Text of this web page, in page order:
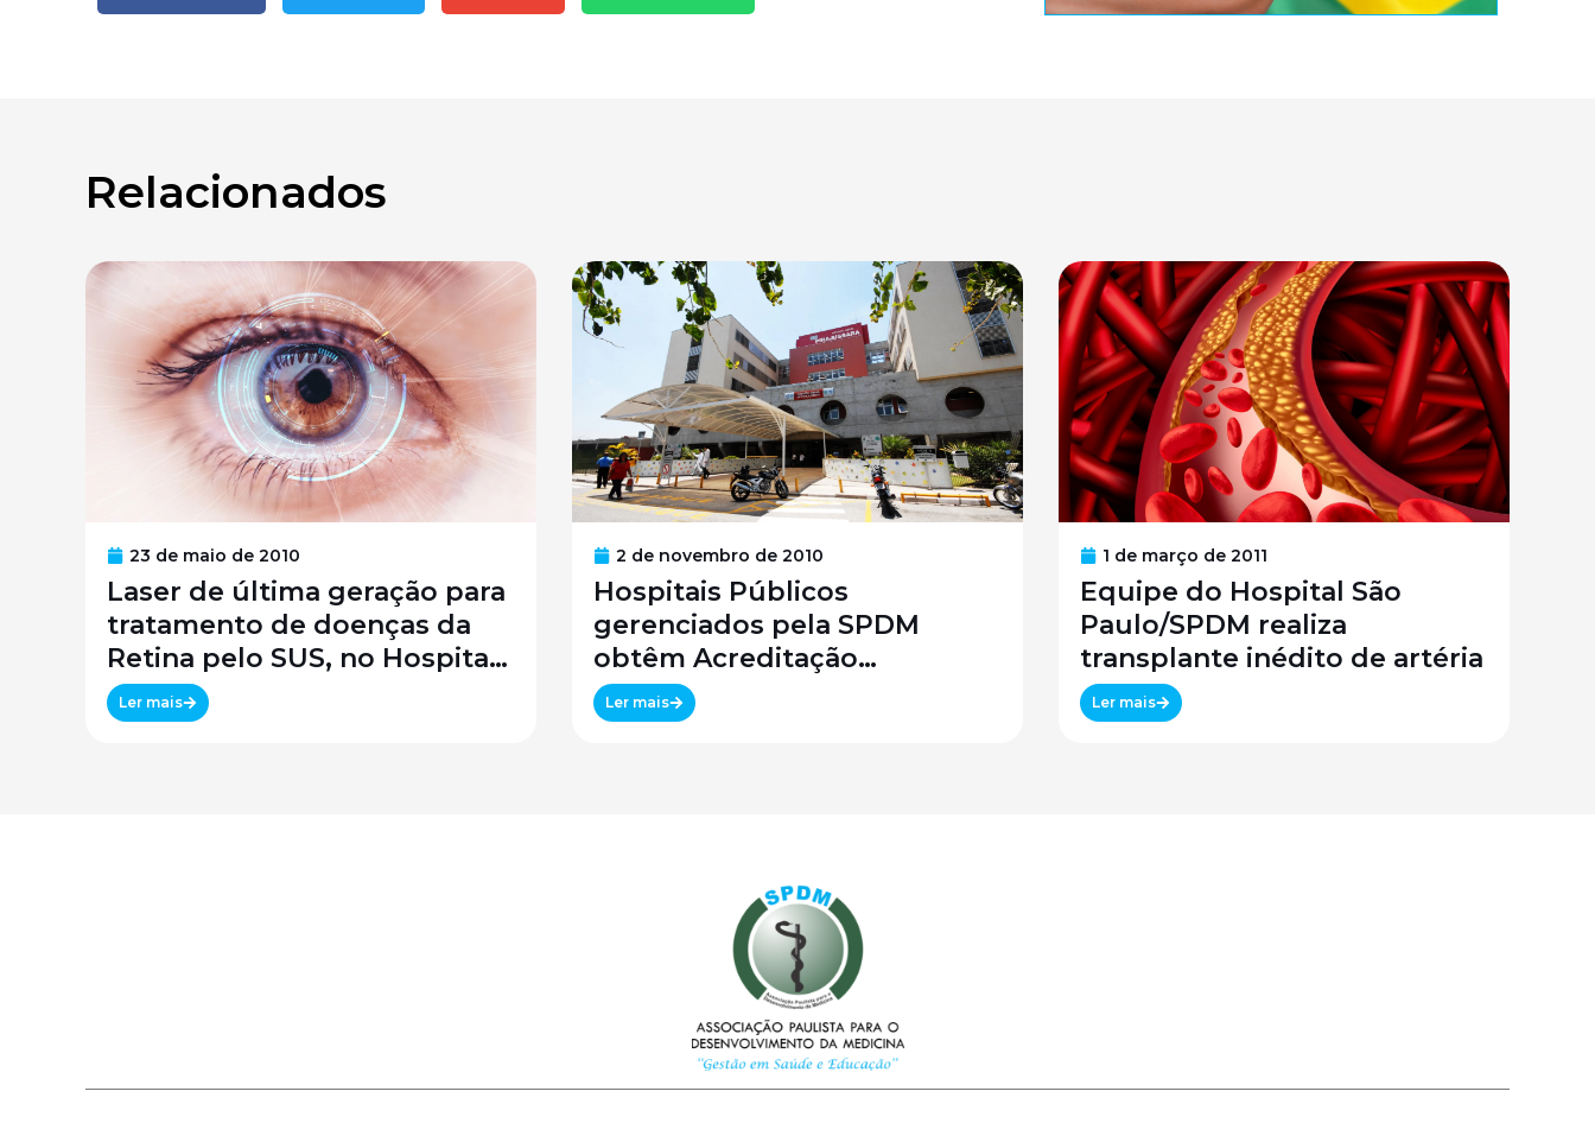
Relacionados
23 de maio de 2010
Laser de última geração para
tratamento de doenças da
Retina pelo SUS, no Hospital
São Paulo / SPDM / UNIFESP
Ler mais
2 de novembro de 2010
Hospitais Públicos
gerenciados pela SPDM
obtêm Acreditação
Canadense
Ler mais
1 de março de 2011
Equipe do Hospital São
Paulo/SPDM realiza
transplante inédito de artéria
Ler mais